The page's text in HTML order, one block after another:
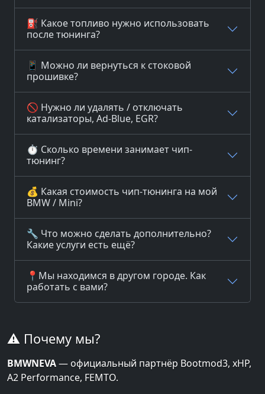
⛽ Какое топливо нужно использовать
после тюнинга?
📱 Можно ли вернуться к стоковой
прошивке?
🚫 Нужно ли удалять / отключать
катализаторы, Ad-Blue, EGR?
⏱️ Сколько времени занимает чип-
тюнинг?
💰 Какая стоимость чип-тюнинга на мой
BMW / Mini?
🔧 Что можно сделать дополнительно?
Какие услуги есть ещё?
📍Мы находимся в другом городе. Как
работать с вами?
⚠️ Почему мы?
BMWNEVA— официальный партнёр Bootmod3, xHP,
A2 Performance, FEMTO.